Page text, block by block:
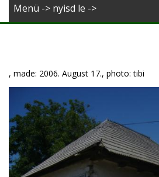
Deutsch
Menü -> nyisd le ->
, made: 2006. August 17., photo: tibi